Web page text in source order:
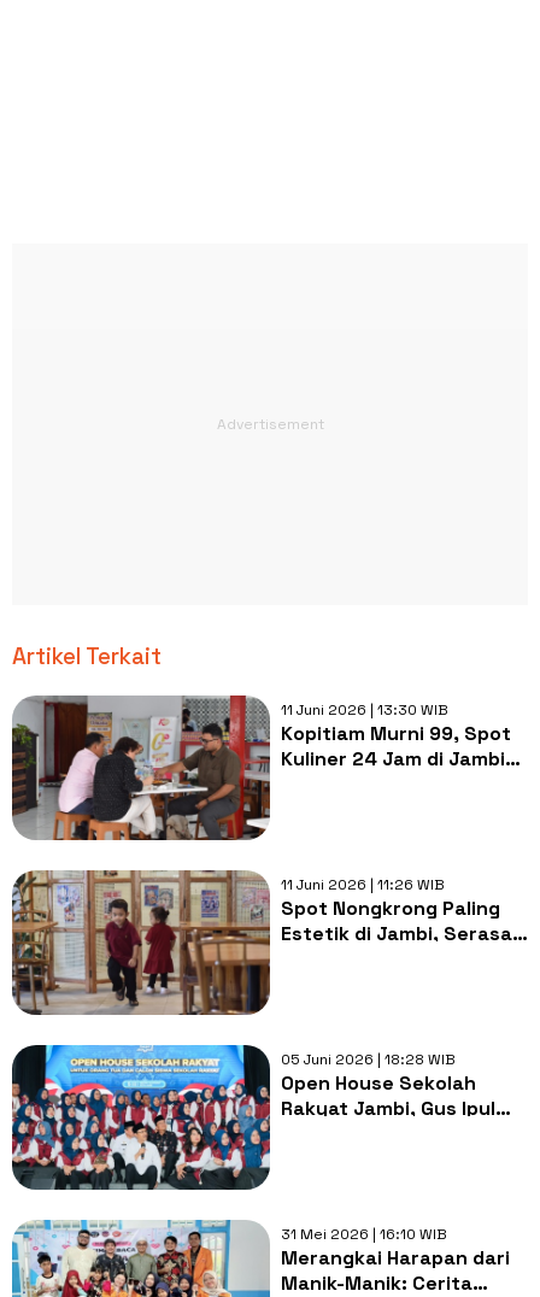
Artikel Terkait
11 Juni 2026 | 13:30 WIB
Kopitiam Murni 99, Spot
Kuliner 24 Jam di Jambi
11 Juni 2026 | 11:26 WIB
Spot Nongkrong Paling
Estetik di Jambi, Serasa
05 Juni 2026 | 18:28 WIB
Open House Sekolah
Rakyat Jambi, Gus Ipul
31 Mei 2026 | 16:10 WIB
Merangkai Harapan dari
Manik-Manik: Cerita